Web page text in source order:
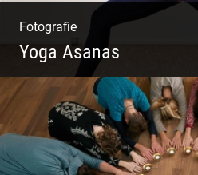
Fotografie
Yoga Asanas
Virabhadrasana II oder
für den Blog